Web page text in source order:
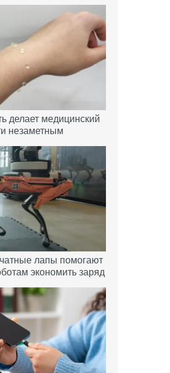
делает медицинский
незаметным
лапы помогают
экономить заряд